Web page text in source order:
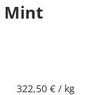
Mint
322,50 € / kg